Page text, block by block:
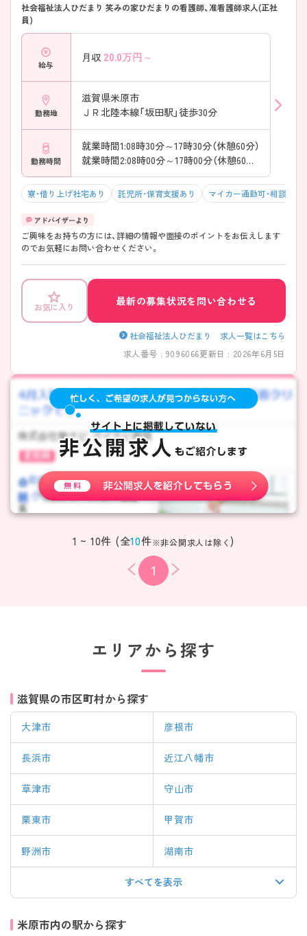
社会福祉法人ひだまり 笑みの家ひだまりの看護師、准看護師求人(正社
員)
給与
月収 20.0万円～
勤務地
滋賀県米原市
ＪＲ北陸本線「坂田駅」徒歩30分
勤務時間
就業時間1:08時30分～17時30分（休憩60分）
就業時間2:08時00分～17時00分（休憩60分）
寮・借り上げ社宅あり 託児所・保育支援あり マイカー通勤可・相談可
ご興味をお持ちの方には、詳細の情報や面接のポイントをお伝えします
のでお気軽にお問い合わせください。
お気に入り 最新の募集状況を問い合わせる
社会福祉法人ひだまり 求人一覧はこちら
求人番号 : 9096066更新日 : 2026年6月5日
1 ~ 10件 (全10件※非公開求人は除く )
1
エリアから探す
滋賀県の市区町村から探す
大津市 彦根市
長浜市 近江八幡市
草津市 守山市
栗東市 甲賀市
野洲市 湖南市
すべてを表示
米原市内の駅から探す